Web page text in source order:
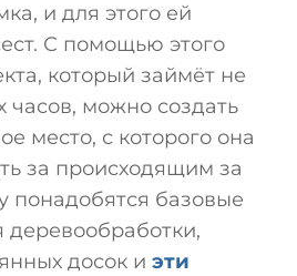
и для этого ей
С помощью этого
который займёт не
часов, можно создать
место, с которого она
за происходящим за
понадобятся базовые
деревообработки,
досок и эти